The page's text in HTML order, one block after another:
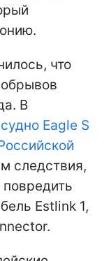
что
В
судно Eagle S
следствия,
Estlink 1,